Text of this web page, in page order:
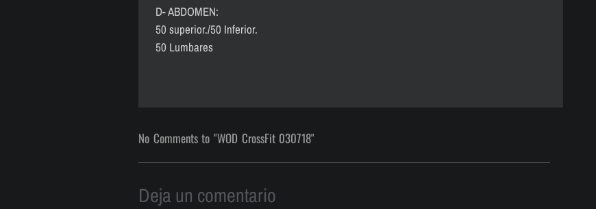
D- ABDOMEN:
50 superior./50 Inferior.
50 Lumbares
No Comments to "WOD CrossFit 030718"
Deja un comentario